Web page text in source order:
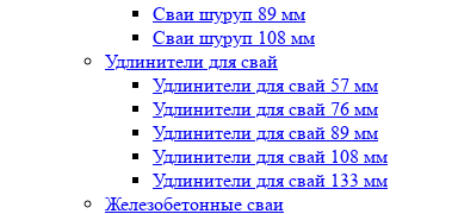
Сваи шуруп 89 мм
Сваи шуруп 108 мм
Удлинители для свай
Удлинители для свай 57 мм
Удлинители для свай 76 мм
Удлинители для свай 89 мм
Удлинители для свай 108 мм
Удлинители для свай 133 мм
Железобетонные сваи